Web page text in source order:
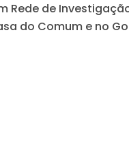
Rede de
do Comum e no